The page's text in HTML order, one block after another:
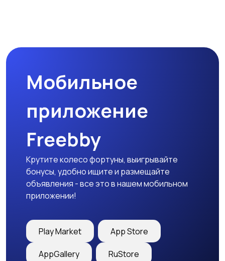
Медицина Начало карьеры
Образование и наука
закупки
Мобильное
приложение
Freebby
Крутите колесо фортуны, выигрывайте
бонусы, удобно ищите и размещайте
объявления - все это в нашем мобильном
приложении!
Play Market App Store
AppGallery RuStore